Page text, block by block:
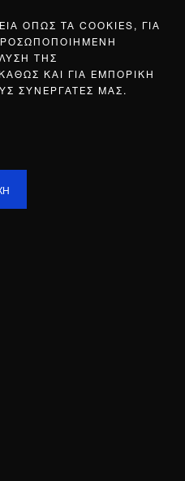
ΟΠΩΣ ΤΑ COOKIES, ΓΙΑ
ΤΗΣ
ΚΑΙ ΓΙΑ ΕΜΠΟΡΙΚΗ
ΣΥΝΕΡΓΑΤΕΣ ΜΑΣ.